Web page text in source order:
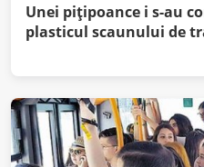
Unei pițipoance i s-au
plasticul scaunului de